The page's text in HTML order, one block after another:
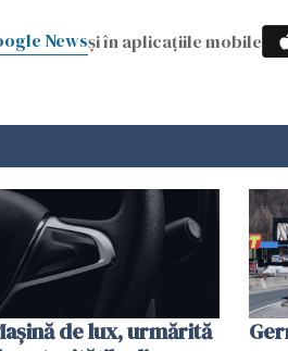
Newsși în aplicațiile mobile
de lux, urmărită